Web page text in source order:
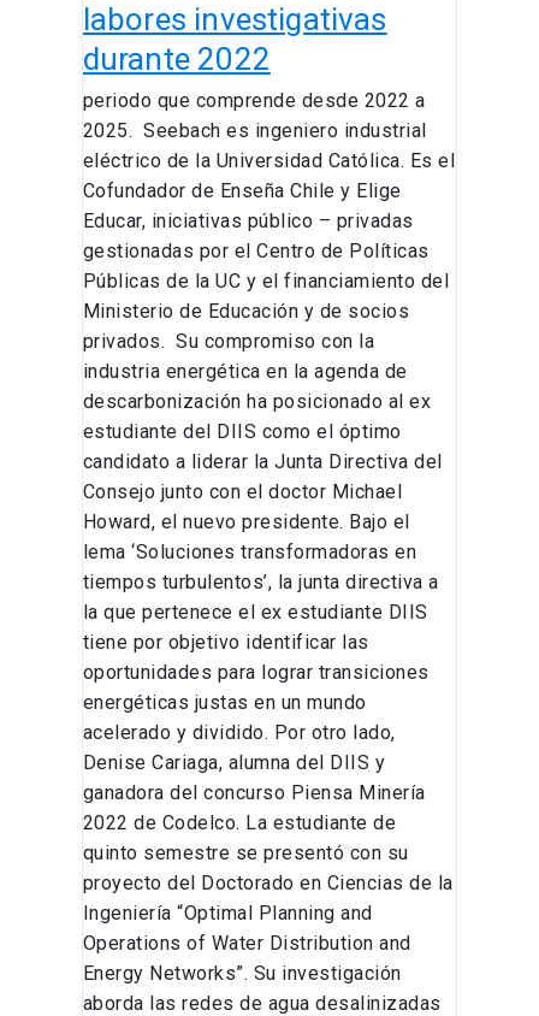
labores investigativas
durante 2022
periodo que comprende desde 2022 a
2025. Seebach es ingeniero industrial
eléctrico de la Universidad Católica. Es el
Cofundador de Enseña Chile y Elige
Educar, iniciativas público – privadas
gestionadas por el Centro de Políticas
Públicas de la UC y el financiamiento del
Ministerio de Educación y de socios
privados. Su compromiso con la
industria energética en la agenda de
descarbonización ha posicionado al ex
estudiante del DIIS como el óptimo
candidato a liderar la Junta Directiva del
Consejo junto con el doctor Michael
Howard, el nuevo presidente. Bajo el
lema ‘Soluciones transformadoras en
tiempos turbulentos’, la junta directiva a
la que pertenece el ex estudiante DIIS
tiene por objetivo identificar las
oportunidades para lograr transiciones
energéticas justas en un mundo
acelerado y dividido. Por otro lado,
Denise Cariaga, alumna del DIIS y
ganadora del concurso Piensa Minería
2022 de Codelco. La estudiante de
quinto semestre se presentó con su
proyecto del Doctorado en Ciencias de la
Ingeniería “Optimal Planning and
Operations of Water Distribution and
Energy Networks”. Su investigación
aborda las redes de agua desalinizadas
del
DIIS
y
su
gran
desarrollo
de
las
labores
investigativas
durante
2022